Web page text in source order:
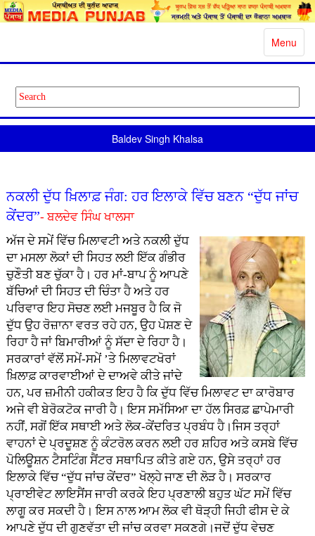
Toggle
Menu
Baldev Singh Khalsa
ਨਕਲੀ ਦੁੱਧ ਖ਼ਿਲਾਫ਼ ਜੰਗ: ਹਰ ਇਲਾਕੇ ਵਿੱਚ ਬਣਨ “ਦੁੱਧ ਜਾਂਚ
ਕੇਂਦਰ”- ਬਲਦੇਵ ਸਿੰਘ ਖਾਲਸਾ
ਅੱਜ ਦੇ ਸਮੇਂ ਵਿੱਚ ਮਿਲਾਵਟੀ ਅਤੇ ਨਕਲੀ ਦੁੱਧ
ਦਾ ਮਸਲਾ ਲੋਕਾਂ ਦੀ ਸਿਹਤ ਲਈ ਇੱਕ ਗੰਭੀਰ
ਚੁਣੌਤੀ ਬਣ ਚੁੱਕਾ ਹੈ। ਹਰ ਮਾਂ-ਬਾਪ ਨੂੰ ਆਪਣੇ
ਬੱਚਿਆਂ ਦੀ ਸਿਹਤ ਦੀ ਚਿੰਤਾ ਹੈ ਅਤੇ ਹਰ
ਪਰਿਵਾਰ ਇਹ ਸੋਚਣ ਲਈ ਮਜਬੂਰ ਹੈ ਕਿ ਜੋ
ਦੁੱਧ ਉਹ ਰੋਜ਼ਾਨਾ ਵਰਤ ਰਹੇ ਹਨ, ਉਹ ਪੋਸ਼ਣ ਦੇ
ਰਿਹਾ ਹੈ ਜਾਂ ਬਿਮਾਰੀਆਂ ਨੂੰ ਸੱਦਾ ਦੇ ਰਿਹਾ ਹੈ।
ਸਰਕਾਰਾਂ ਵੱਲੋਂ ਸਮੇਂ-ਸਮੇਂ ’ਤੇ ਮਿਲਾਵਟਖੋਰਾਂ
ਖ਼ਿਲਾਫ਼ ਕਾਰਵਾਈਆਂ ਦੇ ਦਾਅਵੇ ਕੀਤੇ ਜਾਂਦੇ
ਹਨ, ਪਰ ਜ਼ਮੀਨੀ ਹਕੀਕਤ ਇਹ ਹੈ ਕਿ ਦੁੱਧ ਵਿੱਚ ਮਿਲਾਵਟ ਦਾ ਕਾਰੋਬਾਰ
ਅਜੇ ਵੀ ਬੇਰੋਕਟੋਕ ਜਾਰੀ ਹੈ। ਇਸ ਸਮੱਸਿਆ ਦਾ ਹੱਲ ਸਿਰਫ਼ ਛਾਪੇਮਾਰੀ
ਨਹੀਂ, ਸਗੋਂ ਇੱਕ ਸਥਾਈ ਅਤੇ ਲੋਕ-ਕੇਂਦਰਿਤ ਪ੍ਰਬੰਧ ਹੈ।ਜਿਸ ਤਰ੍ਹਾਂ
ਵਾਹਨਾਂ ਦੇ ਪ੍ਰਦੂਸ਼ਣ ਨੂੰ ਕੰਟਰੋਲ ਕਰਨ ਲਈ ਹਰ ਸ਼ਹਿਰ ਅਤੇ ਕਸਬੇ ਵਿੱਚ
ਪੋਲਿਊਸ਼ਨ ਟੈਸਟਿੰਗ ਸੈਂਟਰ ਸਥਾਪਿਤ ਕੀਤੇ ਗਏ ਹਨ, ਉਸੇ ਤਰ੍ਹਾਂ ਹਰ
ਇਲਾਕੇ ਵਿੱਚ “ਦੁੱਧ ਜਾਂਚ ਕੇਂਦਰ” ਖੋਲ੍ਹੇ ਜਾਣ ਦੀ ਲੋੜ ਹੈ। ਸਰਕਾਰ
ਪ੍ਰਾਈਵੇਟ ਲਾਇਸੈਂਸ ਜਾਰੀ ਕਰਕੇ ਇਹ ਪ੍ਰਣਾਲੀ ਬਹੁਤ ਘੱਟ ਸਮੇਂ ਵਿੱਚ
ਲਾਗੂ ਕਰ ਸਕਦੀ ਹੈ। ਇਸ ਨਾਲ ਆਮ ਲੋਕ ਵੀ ਥੋੜ੍ਹੀ ਜਿਹੀ ਫੀਸ ਦੇ ਕੇ
ਆਪਣੇ ਦੁੱਧ ਦੀ ਗੁਣਵੱਤਾ ਦੀ ਜਾਂਚ ਕਰਵਾ ਸਕਣਗੇ।ਜਦੋਂ ਦੁੱਧ ਵੇਚਣ